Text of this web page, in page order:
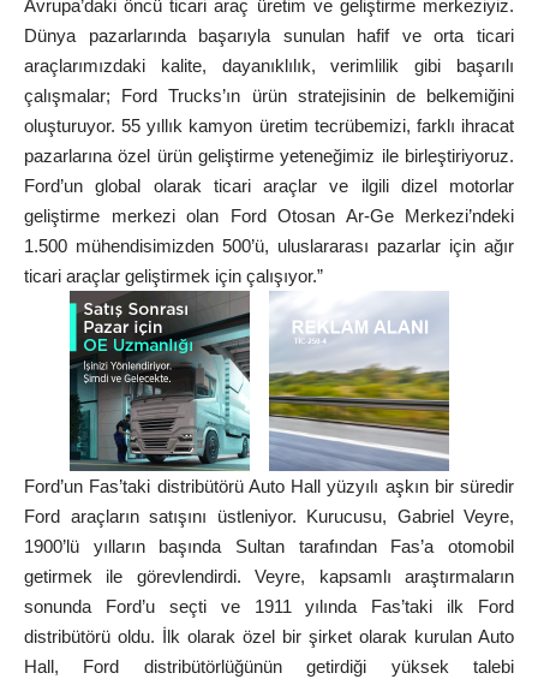
Avrupa’daki öncü ticari araç üretim ve geliştirme merkeziyiz.
Dünya pazarlarında başarıyla sunulan hafif ve orta ticari
araçlarımızdaki kalite, dayanıklılık, verimlilik gibi başarılı
çalışmalar; Ford Trucks’ın ürün stratejisinin de belkemiğini
oluşturuyor. 55 yıllık kamyon üretim tecrübemizi, farklı ihracat
pazarlarına özel ürün geliştirme yeteneğimiz ile birleştiriyoruz.
Ford’un global olarak ticari araçlar ve ilgili dizel motorlar
geliştirme merkezi olan Ford Otosan Ar-Ge Merkezi’ndeki
1.500 mühendisimizden 500’ü, uluslararası pazarlar için ağır
ticari araçlar geliştirmek için çalışıyor.”
Ford’un Fas’taki distribütörü Auto Hall yüzyılı aşkın bir süredir
Ford araçların satışını üstleniyor. Kurucusu, Gabriel Veyre,
1900’lü yılların başında Sultan tarafından Fas’a otomobil
getirmek ile görevlendirdi. Veyre, kapsamlı araştırmaların
sonunda Ford’u seçti ve 1911 yılında Fas’taki ilk Ford
distribütörü oldu. İlk olarak özel bir şirket olarak kurulan Auto
Hall, Ford distribütörlüğünün getirdiği yüksek talebi